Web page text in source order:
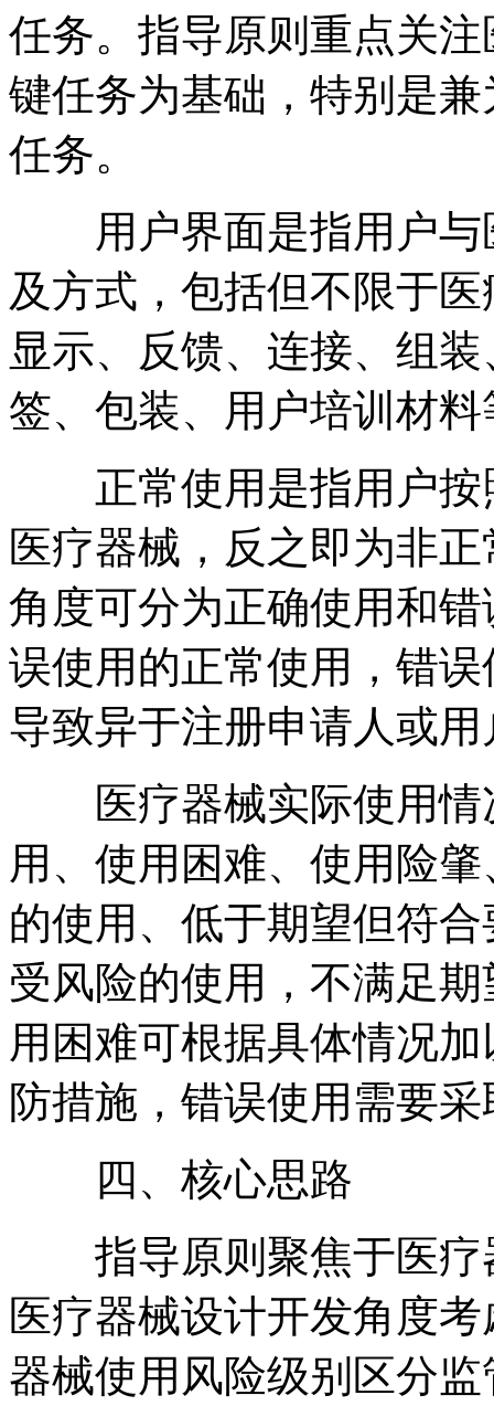
任务。指导原则重点关
键任务为基础，特别是
任务。
用户界面是指用户与
及方式，包括但不限于
显示、反馈、连接、组
签、包装、用户培训材料
正常使用是指用户按
医疗器械，反之即为非
角度可分为正确使用和
误使用的正常使用，错
导致异于注册申请人或
医疗器械实际使用情
用、使用困难、使用险
的使用、低于期望但符
受风险的使用，不满足
用困难可根据具体情况
防措施，错误使用需要
四、核心思路
指导原则聚焦于医疗
医疗器械设计开发角度
器械使用风险级别区分